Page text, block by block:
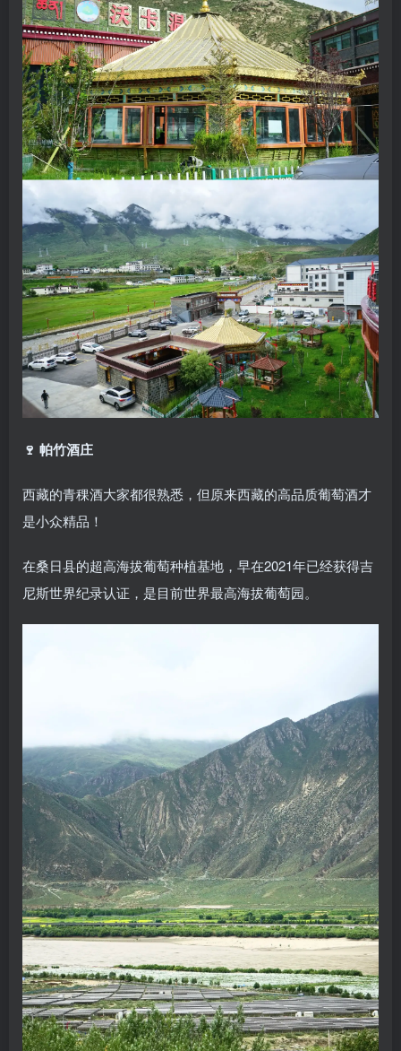
🍷 帕竹酒庄
西藏的青稞酒大家都很熟悉，但原来西藏的高品质葡萄酒才
是小众精品！
在桑日县的超高海拔葡萄种植基地，早在2021年已经获得吉
尼斯世界纪录认证，是目前世界最高海拔葡萄园。